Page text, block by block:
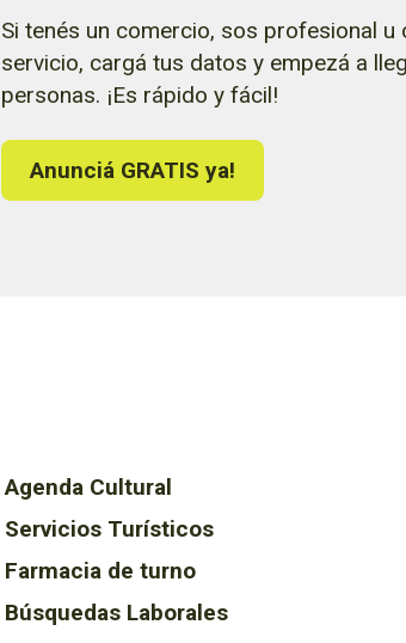
Si tenés un comercio, sos profesional u
servicio, cargá tus datos y empezá a
personas. ¡Es rápido y fácil!
Anunciá GRATIS ya!
Agenda Cultural
Servicios Turísticos
Farmacia de turno
Búsquedas Laborales